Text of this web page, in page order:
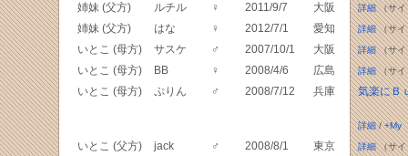
姉妹 (父方) ルチル ♀ 2011/9/7 大阪 詳細（サイ
姉妹 (父方) はな ♀ 2012/7/1 愛知 詳細（サイ
いとこ (母方) サスケ ♂ 2007/10/1 大阪 詳細（サイ
いとこ (母方) BB ♀ 2008/4/6 広島 詳細（サイ
いとこ (母方) ぷりん ♂ 2008/7/12 兵庫 気楽にＢ
詳細/+My
いとこ (父方) jack ♂ 2008/8/1 東京 詳細（サイ